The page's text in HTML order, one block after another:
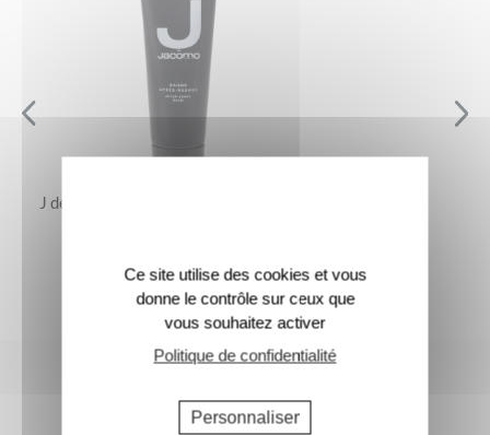
J de Jacomo – Le Baume Après-Rasage
Ce site utilise des cookies et vous
donne le contrôle sur ceux que
vous souhaitez activer
Politique de confidentialité
Personnaliser